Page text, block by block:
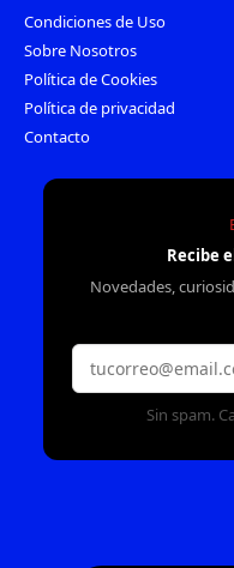
Condiciones de Uso
Sobre Nosotros
Política de Cookies
Política de privacidad
Contacto
Recibe
Novedades,
Sin spam.